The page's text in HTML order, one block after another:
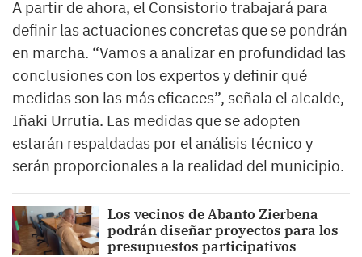
A partir de ahora, el Consistorio trabajará para
definir las actuaciones concretas que se pondrán
en marcha. “Vamos a analizar en profundidad las
conclusiones con los expertos y definir qué
medidas son las más eficaces”, señala el alcalde,
Iñaki Urrutia. Las medidas que se adopten
estarán respaldadas por el análisis técnico y
serán proporcionales a la realidad del municipio.
Los vecinos de Abanto Zierbena
podrán diseñar proyectos para los
presupuestos participativos